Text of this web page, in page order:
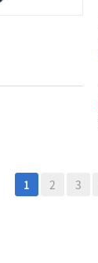
1 2 3